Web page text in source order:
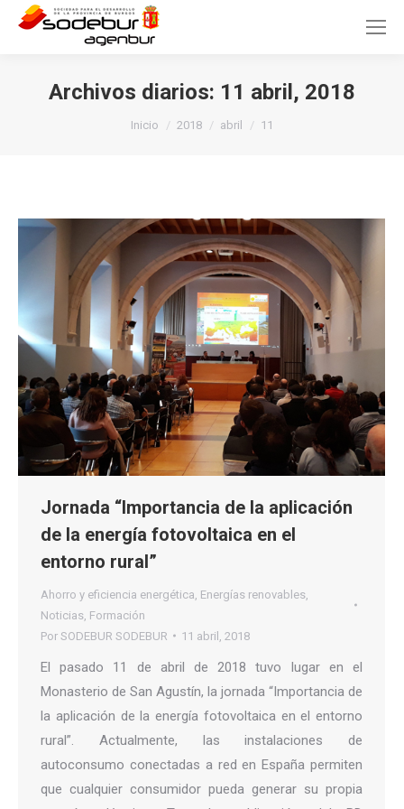
Archivos diarios: 11 abril, 2018
Inicio 2018 abril 11
Jornada “Importancia de la aplicación
de la energía fotovoltaica en el
entorno rural”
Ahorro y eficiencia energética Energías renovables
Noticias Formación
Por SODEBUR SODEBUR 11 abril, 2018
El pasado 11 de abril de 2018 tuvo lugar en el
Monasterio de San Agustín, la jornada “Importancia de
la aplicación de la energía fotovoltaica en el entorno
rural”. Actualmente, las instalaciones de
autoconsumo conectadas a red en España permiten
que cualquier consumidor pueda generar su propia